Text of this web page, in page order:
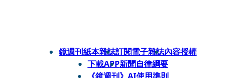
鏡週刊紙本雜誌訂閱電子雜誌內容授權
下載APP新聞自律綱要